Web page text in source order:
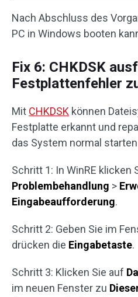
Nach Abschluss des
PC in Windows booten
Fix 6: CHKDSK
Festplattenfehler
Mit CHKDSK können
Festplatte erkannt und
das System normal
Schritt 1: In WinRE klicken
Problembehandlung >
Eingabeaufforderung.
Schritt 2: Geben Sie im
drücken die Eingabetaste.
Schritt 3: Klicken Sie auf
im neuen Fenster zu